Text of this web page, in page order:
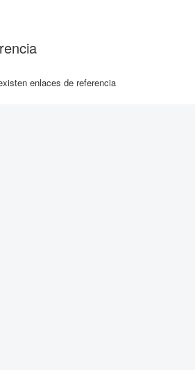
enlaces de referencia